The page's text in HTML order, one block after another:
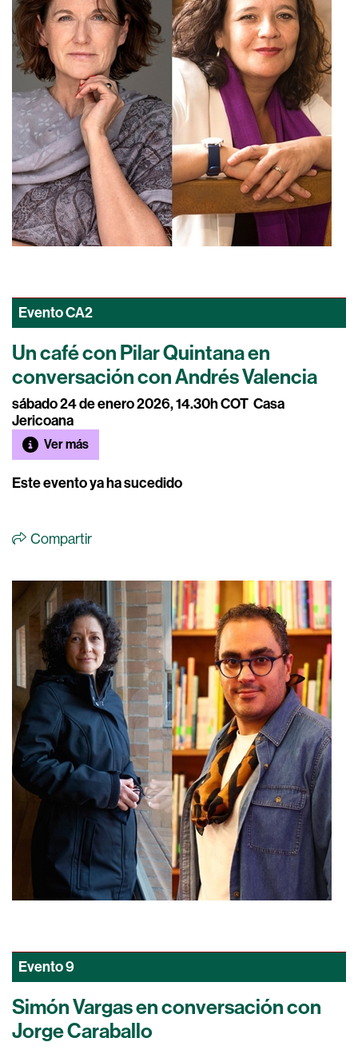
EventoCA2
Un café con Pilar Quintana en
conversación con Andrés Valencia
sábado 24 de enero 2026, 14.30h COT Casa
Jericoana
Ver más
Este evento ya ha sucedido
Compartir
Evento9
Simón Vargas en conversación con
Jorge Caraballo